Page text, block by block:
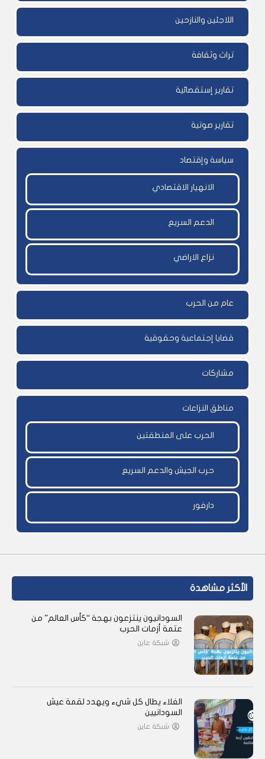
اللاجئين والنازحين
تراث وثقافة
تقارير إستقصائية
تقارير صوتية
سياسة وإقتصاد
الانهيار الاقتصادي
الدعم السريع
نزاع الاراضي
عام من الحرب
قضايا إجتماعية وحقوقية
مشاركات
مناطق النزاعات
الحرب على المنطقتين
حرب الجيش والدعم السريع
دارفور
الأكثر مشاهدة
السودانيون ينتزعون بهجة “كأس العالم” من
عتمة أزمات الحرب
شبكة عاين
الغلاء يطال كل شيء ويهدد لقمة عيش
السودانيين
شبكة عاين